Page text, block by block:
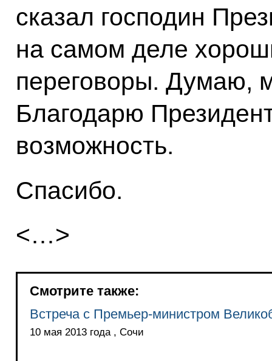
сказал господин
на самом деле
переговоры. Думаю,
Благодарю
возможность.
Спасибо.
<…>
Смотрите также:
Встреча с Премьер-министром
10 мая 2013 года , Сочи